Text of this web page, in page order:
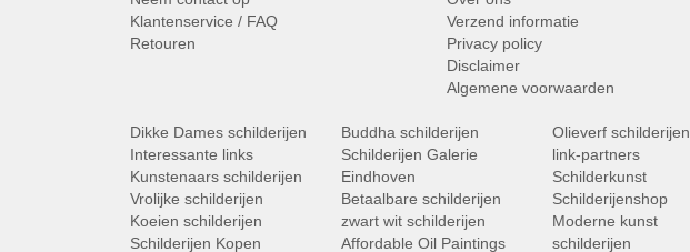
Klantenservice / FAQ
Retouren
Verzend informatie
Privacy policy
Disclaimer
Algemene voorwaarden
Dikke Dames schilderijen
Interessante links
Kunstenaars schilderijen
Vrolijke schilderijen
Koeien schilderijen
Schilderijen Kopen
Buddha schilderijen
Schilderijen Galerie
Eindhoven
Betaalbare schilderijen
zwart wit schilderijen
Affordable Oil Paintings
Olieverf schilderijen
link-partners
Schilderkunst
Schilderijenshop
Moderne kunst
schilderijen